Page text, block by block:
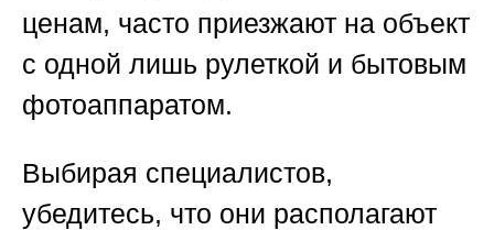
ценам, часто приезжают на объект
с одной лишь рулеткой и бытовым
фотоаппаратом.
Выбирая специалистов,
убедитесь, что они располагают